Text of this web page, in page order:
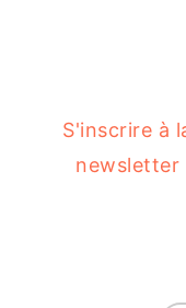
S'inscrire à
newsletter